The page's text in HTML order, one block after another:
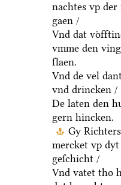
nachtes vp der
gaen /
Vnd dat
vmme den
ſlaen.
Vnd de vel
vnd drincken /
De laten den
gern hincken.
Gy
mercket vp dyt
geſchicht /
Vnd vatet tho